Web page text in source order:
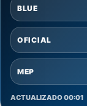
BLUE
OFICIAL
MEP
ACTUALIZADO 00:01